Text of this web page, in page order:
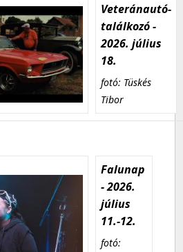
Veteránautó-
találkozó -
2026. július
18.
fotó: Tüskés
Tibor
Falunap
- 2026.
július
11.-12.
fotó: